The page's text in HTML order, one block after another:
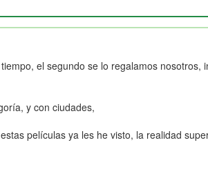
el segundo se lo regalamos
y con ciudades,
películas ya les he visto, la realidad